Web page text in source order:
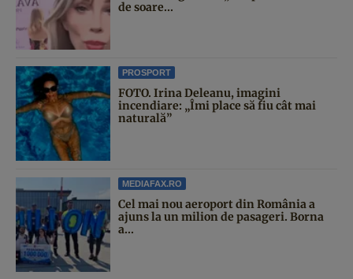
de soare...
PROSPORT
FOTO. Irina Deleanu, imagini
incendiare: „Îmi place să fiu cât mai
naturală”
MEDIAFAX.RO
Cel mai nou aeroport din România a
ajuns la un milion de pasageri. Borna
a...